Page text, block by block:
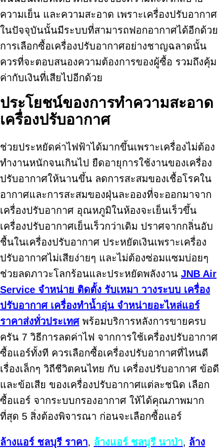
ความเย็น และความสะอาด เพราะเครื่องปรับอากาศ
ในปัจจุบันนั้นมีระบบที่สามารถฟอกอากาศได้อีกด้วย
การเลือกซื้อเครื่องปรับอากาศอย่างชาญฉลาดนั้น
ควรที่จะตอบสนองความต้องการของผู้ซื้อ รวมถึงคุ้ม
ค่ากับเงินที่เสียไปอีกด้วย
ประโยชน์ของการทำความสะอาด
เครื่องปรับอากาศ
ช่วยประหยัดค่าไฟฟ้าได้มากขึ้นเพราะเครื่องไม่ต้อง
ทำงานหนักจนเกินไป ยืดอายุการใช้งานของเครื่อง
ปรับอากาศให้นานขึ้น ลดการสะสมของเชื้อโรคใน
อากาศและการสะสมของฝุ่นละอองที่จะออกมาจาก
เครื่องปรับอากาศ อุณหภูมิในห้องจะเย็นเร็วขึ้น
เครื่องปรับอากาศเย็นเร็วกว่าเดิม ปราศจากกลิ่นอับ
ชื้นในเครื่องปรับอากาศ ประหยัดเงินเพราะเครื่อง
ปรับอากาศไม่เสียง่ายๆ และไม่ต้องซ่อมแซมบ่อยๆ
ช่วยลดภาวะโลกร้อนและประหยัดพลังงาน JNB Air
Service จำหน่าย ติดตั้ง รับเหมา วางระบบ เครื่อง
ปรับอากาศ เครื่องทำน้ำอุ่น จำหน่ายอะไหล่แอร์
ราคาส่งทั่วประเทศพร้อมบริการหลังการขายครบ
ครัน 7 วิธีการลดค่าไฟ จากการใช้เครื่องปรับอากาศ
ซื้อแอร์ทั้งที ควรเลือกซื้อเครื่องปรับอากาศที่ไหนดี
เรื่องเล็กๆ วิถีชีวิตคนไทย กับ เครื่องปรับอากาศ ข้อดี
และข้อเสีย ของเครื่องปรับอากาศแต่ละชนิด เลือก
ซื้อแอร์ จากระบบกรองอากาศ ให้ได้คุณภาพมาก
ที่สุด 5 สิ่งต้องพิจารณา ก่อนจะเลือกซื้อแอร์
ล้างแอร์ ชลบุรี ราคา, ล้างแอร์ ชลบุรี นาป่า, ล้าง